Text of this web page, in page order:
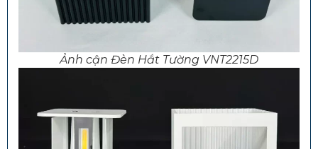
Ảnh cận Đèn Hắt Tường VNT2215D